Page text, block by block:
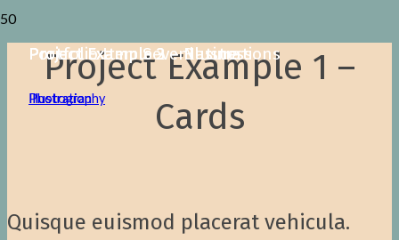
Project Example 1 –
Cards
Quisque euismod placerat vehicula.
Portfolio Item Seven
Project Example 3 – Business
Illustration
Project Example 3 – Nature
Illustration
Project Example 2 – Illustrations
Photography